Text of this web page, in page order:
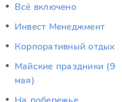
Всё включено
Инвест Менеджмент
Корпоративный отдых
Майские праздники (9
мая)